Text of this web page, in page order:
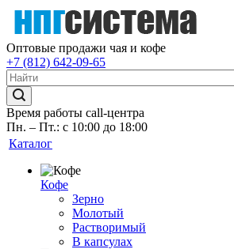
Оптовые продажи чая и кофе
+7 (812) 642-09-65
Время работы call-центра
Пн. – Пт.: с 10:00 до 18:00
Каталог
Кофе
Зерно
Молотый
Растворимый
В капсулах